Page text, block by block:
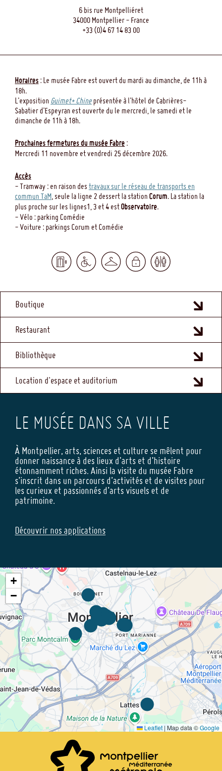
Art institut of Chicago - 2024
n° 62, p. 225, repr. p. 146
6 bis rue Montpelliéret
34000 Montpellier - France
+33 (0)4 67 14 83 00
Horaires : Le musée Fabre est ouvert du mardi au dimanche, de 11h à
18h.
L'exposition Guimet+ Chineprésentée à l'hôtel de Cabrières-
Sabatier d'Espeyran est ouverte du le mercredi, le samedi et le
dimanche de 11h à 18h.
Prochaines fermetures du musée Fabre :
Mercredi 11 novembre et vendredi 25 décembre 2026.
Accès
- Tramway : en raison des travaux sur le réseau de transports en
commun TaM , seule la ligne 2 dessert la station Corum. La station la
plus proche sur les lignes1, 3 et 4 estObservatoire.
- Vélo : parking Comédie
- Voiture : parkings Corum et Comédie
MENU
FOOTER
Boutique
Restaurant
Bibliothèque
Location d'espace et auditorium
LE MUSÉE DANS SA VILLE
À Montpellier, arts, sciences et culture se mêlent pour
donner naissance à des lieux d’arts et d’histoire
étonnamment riches. Ainsi la visite du musée Fabre
s’inscrit dans un parcours d’activités et de visites pour
les curieux et passionnés d’arts visuels et de
patrimoine.
Découvrir nos applications
+
−
Leaflet | Map data ©Google